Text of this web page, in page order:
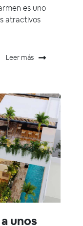
es uno
atractivos
Leer más
unos